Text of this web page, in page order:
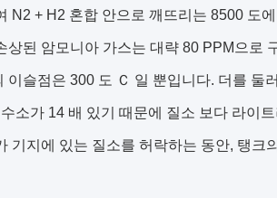
N2 + H2 혼합 안으로 깨뜨리는 8500 도
상된 암모니아 가스는 대략 80 PPM으로
이슬점은 300 도 Ｃ 일 뿐입니다. 더를 둘
소가 14 배 있기 때문에 질소 보다 라이트
기지에 있는 질소를 허락하는 동안, 탱크